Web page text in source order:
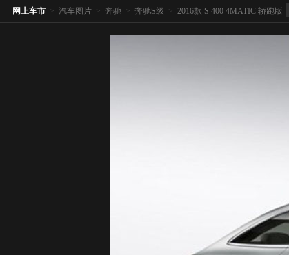
网上车市 > 汽车图片 > 奔驰 > 奔驰S级 > 2016款 S 400 4MATIC 轿跑版